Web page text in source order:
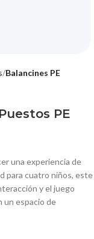
Balancines PE
PE
una experiencia de
para cuatro niños, este
y el juego
un espacio de